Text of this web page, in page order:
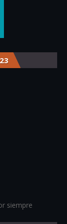
siempre